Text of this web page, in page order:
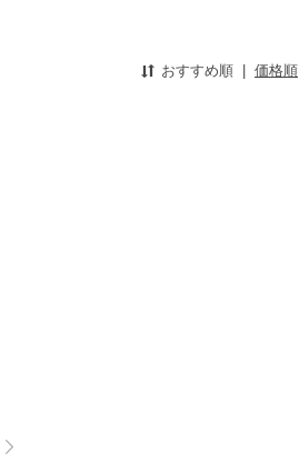
おすすめ順 | 価格順